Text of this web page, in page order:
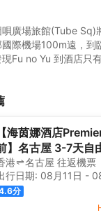
廣場旅館(Tube Sq)
際機場100m遠，到
Fu no Yu 到酒店只
更加貼心細致的入住
休閑區定能滿足您的
榻至此的您提供最貼
唄廣場旅館(Tube
Fu no Yu 到酒店只
</br>所有極具特色
更加貼心細致的入
如歸的享受。</br>優
休閑區定能滿足您的
榻至此的您提供最貼
【海茵娜酒店
前】名古屋 3-
港 名古屋 往返機票
行日期: 08月11日 -
分